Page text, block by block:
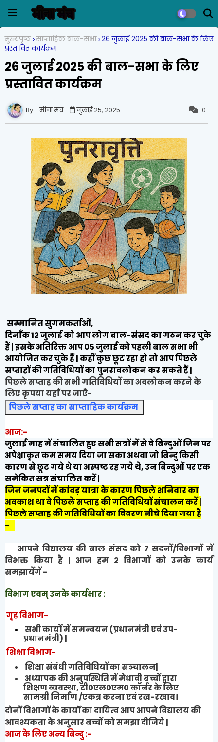
मुख्यपृष्ठ साप्ताहिक बाल-सभा 26 जुलाई 2025 की बाल-सभा के लिए
प्रस्तावित कार्यक्रम
26 जुलाई 2025 की बाल-सभा के लिए
प्रस्तावित कार्यक्रम
0
मीना मंच जुलाई 25, 2025
सम्मानित सुगमकर्ताओं,
दिनाँक 12 जुलाई को आप लोग बाल-संसद का गठन कर चुके
हैं | इसके अतिरिक्त आप 05 जुलाई को पहली बाल सभा भी
आयोजित कर चुके हैं | कहीं कुछ छूट रहा हो तो आप पिछले
सप्ताहों की गतिविधियों का पुनरावलोकन कर सकते हैं |
पिछले सप्ताह की सभी गतिविधियों का अवलोकन करने के
लिए कृपया यहाँ पर जाएँ-
पिछले सप्ताह का साप्ताहिक कार्यक्रम
आज:-
जुलाई माह में संचालित हुए सभी सत्रों में से वे बिन्दुओं जिन पर
अपेक्षाकृत कम समय दिया जा सका अथवा जो बिन्दु किसी
कारण से छूट गये थे या अस्पष्ट रह गये थे, उन बिन्दुओं पर एक
समेकित सत्र संचालित करें |
जिन जनपदों में कांवड़ यात्रा के कारण पिछले शनिवार का
अवकाश था वे पिछले सप्ताह की गतिविधियों संचालन करें |
पिछले सप्ताह की गतिविधियों का विवरण नीचे दिया गया है
-
आपने विद्यालय की बाल संसद को 7 सदनों/विभागों में
विभक्त किया है | आज हम 2 विभागों को उनके कार्य
समझायेंगें -
विभाग एवम् उनके कार्यभार :
गृह विभाग-
सभी कार्यों में समन्वयन (प्रधानमंत्री एवं उप-
प्रधानमंत्री) |
शिक्षा विभाग-
शिक्षा संबंधी गतिविधियों कासञ्चालन|
अध्यापक की अनुपस्थिति में मेधावी बच्चों द्वारा
शिक्षण व्यवस्था,टी0एल0एम0कॉर्नर के लिए
सामग्री निर्माण /एकत्र करना एवं रख-रखाव।
दोनों विभागों के कार्यों का दायित्व आप आपने विद्यालय की
आवश्यकता के अनुसार बच्चों को समझा दीजिये |
आज के लिए अन्य बिन्दु :-